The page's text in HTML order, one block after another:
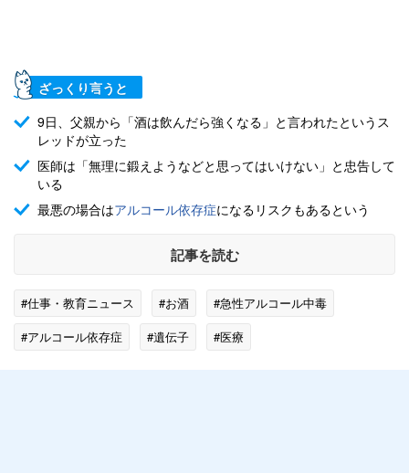
ざっくり言うと
9日、父親から「酒は飲んだら強くなる」と言われたというス
レッドが立った
医師は「無理に鍛えようなどと思ってはいけない」と忠告して
いる
最悪の場合はアルコール依存症になるリスクもあるという
記事を読む
#仕事・教育ニュース #お酒
#急性アルコール中毒
#アルコール依存症
#遺伝子 #医療